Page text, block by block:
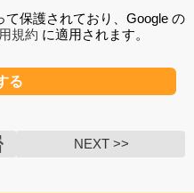
て保護されており、Google の
規約 に適用されます。
NEXT >>